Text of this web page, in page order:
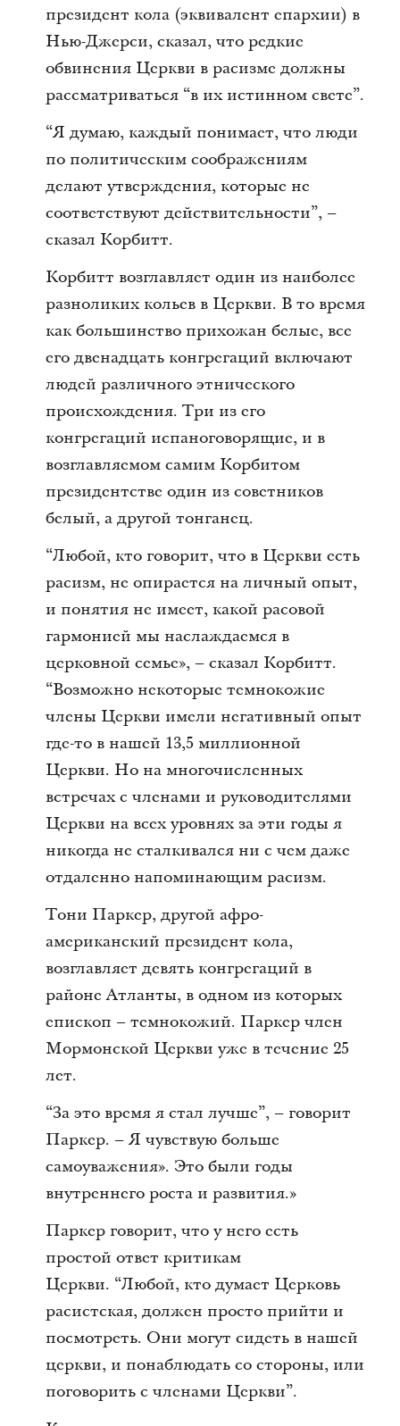
президент кола (эквивалент епархии) в
Нью-Джерси, сказал, что редкие
обвинения Церкви в расизме должны
рассматриваться “в их истинном свете”.
“Я думаю, каждый понимает, что люди
по политическим соображениям
делают утверждения, которые не
соответствуют действительности”, –
сказал Корбитт.
Корбитт возглавляет один из наиболее
разноликих кольев в Церкви. В то время
как большинство прихожан белые, все
его двенадцать конгрегаций включают
людей различного этнического
происхождения. Три из его
конгрегаций испаноговорящие, и в
возглавляемом самим Корбитом
президентстве один из советников
белый, а другой тонганец.
“Любой, кто говорит, что в Церкви есть
расизм, не опирается на личный опыт,
и понятия не имеет, какой расовой
гармонией мы наслаждаемся в
церковной семье», – сказал Корбитт.
“Возможно некоторые темнокожие
члены Церкви имели негативный опыт
где-то в нашей 13,5 миллионной
Церкви. Но на многочисленных
встречах с членами и руководителями
Церкви на всех уровнях за эти годы я
никогда не сталкивался ни с чем даже
отдаленно напоминающим расизм.
Тони Паркер, другой афро-
американский президент кола,
возглавляет девять конгрегаций в
районе Атланты, в одном из которых
епископ – темнокожий. Паркер член
Мормонской Церкви уже в течение 25
лет.
“За это время я стал лучше”, – говорит
Паркер. – Я чувствую больше
самоуважения». Это были годы
внутреннего роста и развития.»
Паркер говорит, что у него есть
простой ответ критикам
Церкви. “Любой, кто думает Церковь
расистская, должен просто прийти и
посмотреть. Они могут сидеть в нашей
церкви, и понаблюдать со стороны, или
поговорить с членами Церкви”.